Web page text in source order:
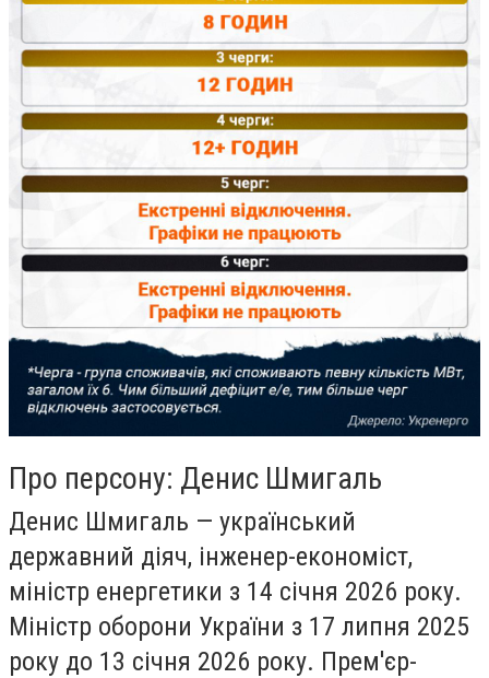
Про персону: Денис Шмигаль
Денис Шмигаль — український
державний діяч, інженер-економіст,
міністр енергетики з 14 січня 2026 року.
Міністр оборони України з 17 липня 2025
року до 13 січня 2026 року. Прем'єр-